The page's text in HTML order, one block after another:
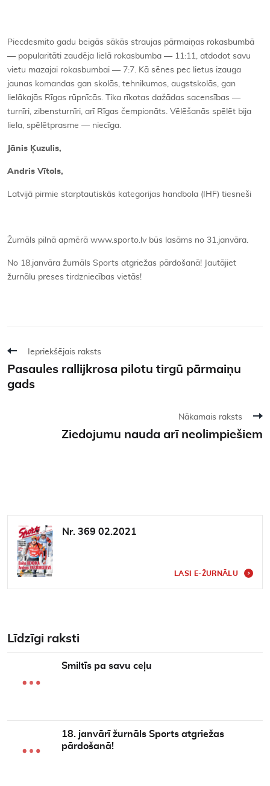
Piecdesmito gadu beigās sākās straujas pārmaiņas rokasbumbā
— popularitāti zaudēja lielā rokasbumba — 11:11, atdodot savu
vietu mazajai rokasbumbai — 7:7. Kā sēnes pec lietus izauga
jaunas komandas gan skolās, tehnikumos, augstskolās, gan
lielākajās Rīgas rūpnīcās. Tika rīkotas dažādas sacensības —
turnīri, zibensturnīri, arī Rīgas čempionāts. Vēlēšanās spēlēt bija
liela, spēlētprasme — niecīga.
Jānis Ķuzulis,
Andris Vītols,
Latvijā pirmie starptautiskās kategorijas handbola (IHF) tiesneši
Žurnāls pilnā apmērā www.sporto.lv būs lasāms no 31.janvāra.
No 18.janvāra žurnāls Sports atgriežas pārdošanā! Jautājiet
žurnālu preses tirdzniecības vietās!
Iepriekšējais raksts
Pasaules rallijkrosa pilotu tirgū pārmaiņu
gads
Nākamais raksts
Ziedojumu nauda arī neolimpiešiem
Nr. 369 02.2021
LASI E-ŽURNĀLU
Līdzīgi raksti
Smiltīs pa savu ceļu
18. janvārī žurnāls Sports atgriežas
pārdošanā!